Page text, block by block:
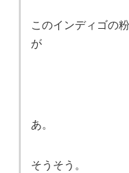
このインディゴの
が
あ。
そうそう。